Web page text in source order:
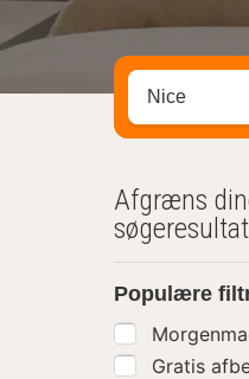
Søg efter
Afgræns
Populære
Gratis